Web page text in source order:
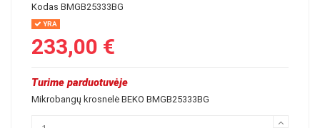
Kodas BMGB25333BG
YRA
233,00 €
Turime parduotuvėje
Mikrobangų krosnelė BEKO BMGB25333BG